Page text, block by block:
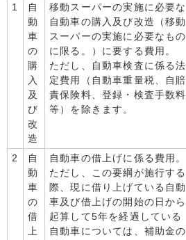
1
自
動
車
の
購
入
及
び
改
造
移動スーパーの実施に必要な
自動車の購入及び改造（移動
スーパーの実施に必要なもの
に限る。）に要する費用。
ただし、自動車検査に係る法
定費用（自動車重量税、自賠
責保険料、登録・検査手数料
等）を除きます。
2
自
動
車
の
借
上
自動車の借上げに係る費用。
ただし、この要綱が施行する
際、現に借り上げている自動
車及び借上げの開始の日から
起算して5年を経過している
自動車については、補助金の